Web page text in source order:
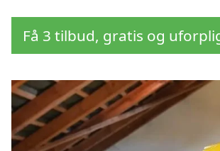
Få 3 tilbud, gratis og